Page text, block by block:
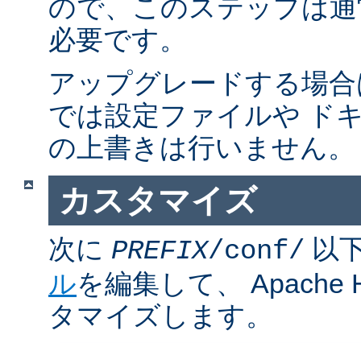
ので、このステップは
必要です。
アップグレードする場
では設定ファイルや ド
の上書きは行いません。
カスタマイズ
次に PREFIX/conf/ 以
ルを編集して、 Apache
タマイズします。